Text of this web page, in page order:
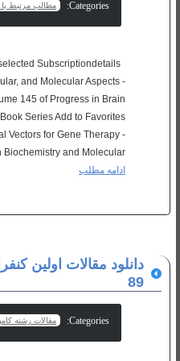
Categories: مطالب مرتبط با
Subscriptiondetails
and Molecular Aspects -
145 of Progress in Brain
Series Add to Favorites
Vectors for Gene Therapy -
and Molecular...
ادامه مطلب
89
Categories: مقالات رشته